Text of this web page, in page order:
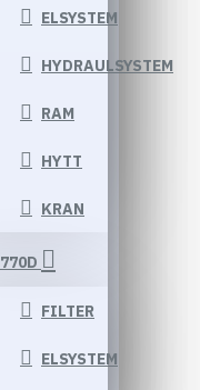
ELSYSTEM
HYDRAULSYSTEM
RAM
HYTT
KRAN
770D
FILTER
ELSYSTEM